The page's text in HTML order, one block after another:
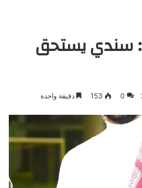
سندي يستحق
0
153 دقيقة واحدة